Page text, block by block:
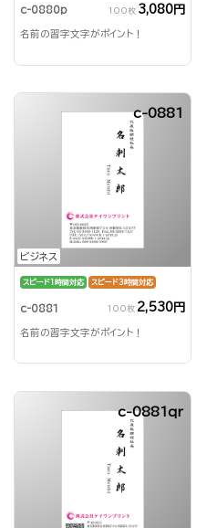
c-0880p 100枚 3,080円
名前の習字文字がポイント！
ビジネス
c-0881
スピード1時間対応 スピード3時間対応
c-0881 100枚 2,530円
名前の習字文字がポイント！
c-0881qr